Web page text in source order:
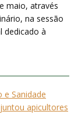
maio, através
na sessão
dedicado à
e Sanidade
apicultores